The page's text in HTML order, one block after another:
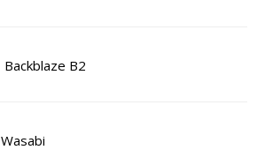
Backblaze B2
Wasabi